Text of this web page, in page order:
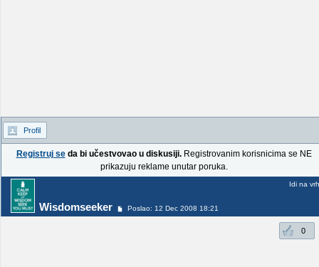
Profil
Registruj seda bi učestvovao u diskusiji.Registrovanim korisnicima se NE
prikazuju reklame unutar poruka.
Wisdomseeker Poslao: 12 Dec 2008 18:21
Idi na vrh
0